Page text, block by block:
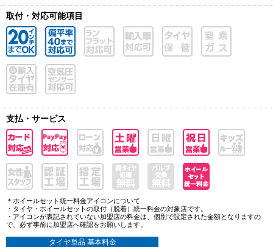
取付・対応可能項目
支払・サービス
＊ホイールセット統一料金アイコンについて
・タイヤ・ホイールセットの取付（脱着）統一料金の対象店です。
・アイコンが表記されていない加盟店の料金は、個別で設定された金額となりますの
で、必ず事前に加盟店へ確認をお願いします。
タイヤ単品 基本料金